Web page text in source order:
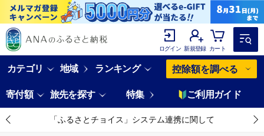
ログイン 新規登録 カート
カテゴリ 地域 ランキング 控除額を調べる
寄付額 旅先を探す 特集 ご利用ガイド
「ふるさとチョイス」システム連携に関して